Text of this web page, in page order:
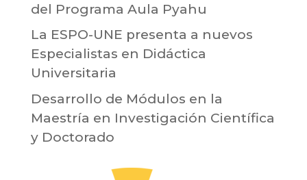
del Programa Aula Pyahu
La ESPO-UNE presenta a nuevos
Especialistas en Didáctica
Universitaria
Desarrollo de Módulos en la
Maestría en Investigación Científica
y Doctorado